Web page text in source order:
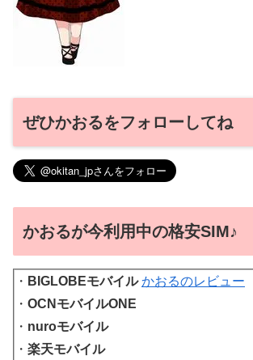
ぜひかおるをフォローしてね
かおるが今利用中の格安SIM♪
・ BIGLOBEモバイル かおるのレビュー
・ OCNモバイルONE
・ nuroモバイル
・ 楽天モバイル